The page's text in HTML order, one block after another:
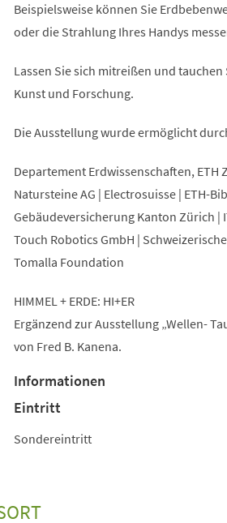
Beispielsweise können Sie
oder die Strahlung Ihres Handys
Lassen Sie sich mitreißen und
Kunst und Forschung.
Die Ausstellung wurde ermöglicht
Departement Erdwissenschaften, ETH
Natursteine AG | Electrosuisse | ETH-
Gebäudeversicherung Kanton Zürich |
Touch Robotics GmbH |
Tomalla Foundation
HIMMEL + ERDE: HI+ER
Ergänzend zur Ausstellung „Wellen-
von Fred B. Kanena.
Informationen
Eintritt
Sondereintritt